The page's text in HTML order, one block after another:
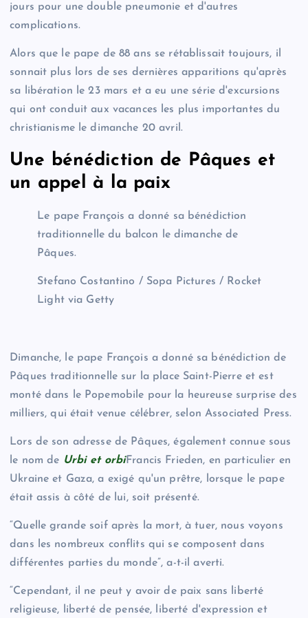
jours pour une double pneumonie et d'autres
complications.
Alors que le pape de 88 ans se rétablissait toujours, il
sonnait plus lors de ses dernières apparitions qu'après
sa libération le 23 mars et a eu une série d'excursions
qui ont conduit aux vacances les plus importantes du
christianisme le dimanche 20 avril.
Une bénédiction de Pâques et
un appel à la paix
Le pape François a donné sa bénédiction
traditionnelle du balcon le dimanche de
Pâques.
Stefano Costantino / Sopa Pictures / Rocket
Light via Getty
Dimanche, le pape François a donné sa bénédiction de
Pâques traditionnelle sur la place Saint-Pierre et est
monté dans le Popemobile pour la heureuse surprise des
milliers, qui était venue célébrer, selon Associated Press.
Lors de son adresse de Pâques, également connue sous
le nom de Urbi et orbiFrancis Frieden, en particulier en
Ukraine et Gaza, a exigé qu'un prêtre, lorsque le pape
était assis à côté de lui, soit présenté.
“Quelle grande soif après la mort, à tuer, nous voyons
dans les nombreux conflits qui se composent dans
différentes parties du monde”, a-t-il averti.
“Cependant, il ne peut y avoir de paix sans liberté
religieuse, liberté de pensée, liberté d'expression et